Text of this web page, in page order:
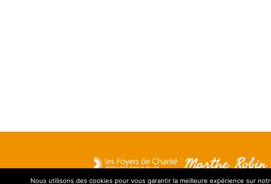
Nous utilisons des cookies pour vous garantir la meilleure expérience sur